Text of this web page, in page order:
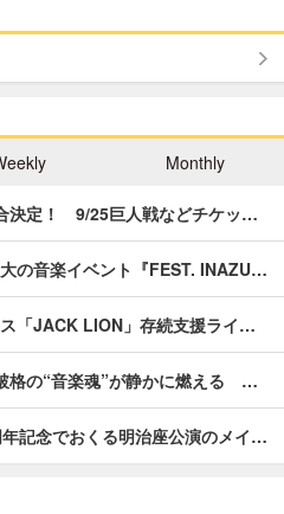
Monthly
決定！ 9/25巨人戦などチケッ…
の音楽イベント『FEST. INAZU…
「JACK LION」存続支援ライ…
の“音楽魂”が静かに燃える …
記念でおくる明治座公演のメイ…